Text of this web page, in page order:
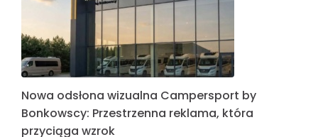
Jak profesjonalne oznakowanie buduje
wizerunek firmy? Podsumowanie ostatnich
realizacji REDEYE